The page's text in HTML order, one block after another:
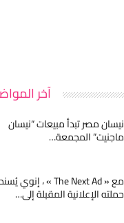
آخر
نيسان مصر تبدأ مبيعات “نيسان
ماجنيت” المجمعة…
مع « The Next Ad » ، إنوي يُسند
حملته الإعلانية المقبلة إلى…